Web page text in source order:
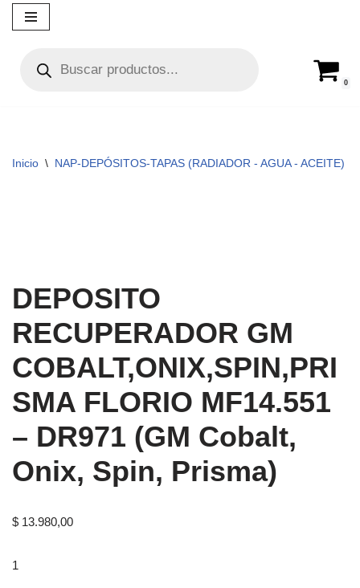
contenido
0
Inicio \ NAP-DEPÓSITOS-TAPAS (RADIADOR - AGUA - ACEITE)
DEPOSITO
RECUPERADOR GM
COBALT,ONIX,SPIN,PRI
SMA FLORIO MF14.551
– DR971 (GM Cobalt,
Onix, Spin, Prisma)
$ 13.980,00
1